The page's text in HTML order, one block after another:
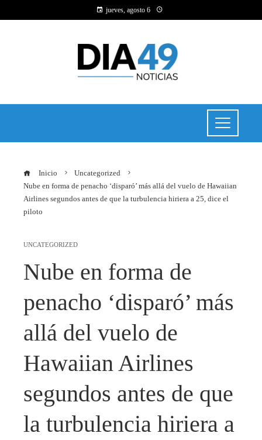
jueves, agosto 6
Inicio
Uncategorized
Nube en forma de penacho ‘disparó’ más allá del vuelo de Hawaiian
Airlines segundos antes de que la turbulencia hiriera a 25, dice el
piloto
UNCATEGORIZED
Nube en forma de
penacho ‘disparó’ más
allá del vuelo de
Hawaiian Airlines
segundos antes de que
la turbulencia hiriera a